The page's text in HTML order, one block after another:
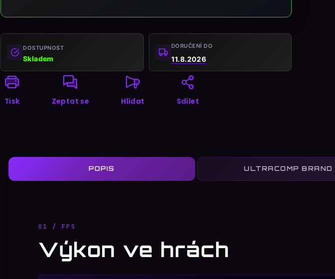
DOSTUPNOST
Skladem
DORUČENÍ DO
11.8.2026
Tisk Zeptat se Hlídat Sdílet
POPIS
01 / FPS
Výkon ve hrách